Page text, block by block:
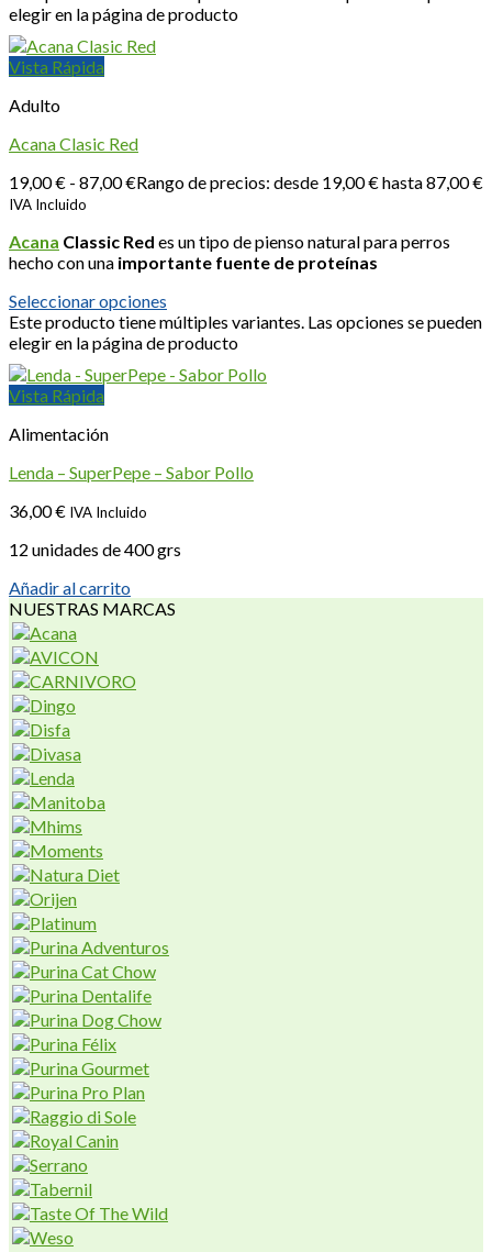
elegir en la página de producto
Vista Rápida
Adulto
Acana Clasic Red
19,00€ - 87,00€Rango de precios: desde 19,00 € hasta 87,00 €
IVA Incluido
Acana Classic Red es un tipo de pienso natural para perros
hecho con una importante fuente de proteínas
Seleccionar opciones
Este producto tiene múltiples variantes. Las opciones se pueden
elegir en la página de producto
Vista Rápida
Alimentación
Lenda – SuperPepe – Sabor Pollo
36,00€ IVA Incluido
12 unidades de 400 grs
Añadir al carrito
NUESTRAS MARCAS